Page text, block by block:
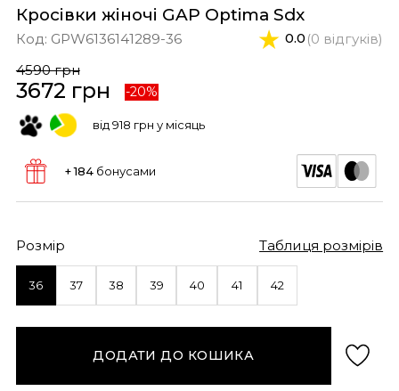
Кросівки жіночі GAP Optima Sdx
Код: GPW6136141289-36 0.0 (0 відгуків)
4590 грн
3672 грн -20%
від 918 грн у місяць
+ 184 бонусами
Розмір Таблиця розмірів
36 37 38 39 40 41 42
ДОДАТИ ДО КОШИКА